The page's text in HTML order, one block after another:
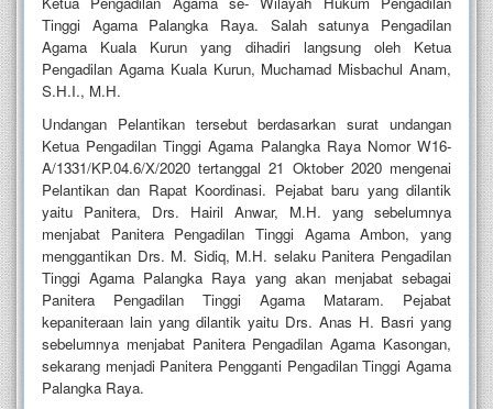
Tinggi Agama Palangka Raya. Salah satunya Pengadilan
Agama Kuala Kurun yang dihadiri langsung oleh Ketua
Pengadilan Agama Kuala Kurun, Muchamad Misbachul Anam,
S.H.I., M.H.
Undangan Pelantikan tersebut berdasarkan surat undangan
Ketua Pengadilan Tinggi Agama Palangka Raya Nomor W16-
A/1331/KP.04.6/X/2020 tertanggal 21 Oktober 2020 mengenai
Pelantikan dan Rapat Koordinasi. Pejabat baru yang dilantik
yaitu Panitera, Drs. Hairil Anwar, M.H. yang sebelumnya
menjabat Panitera Pengadilan Tinggi Agama Ambon, yang
menggantikan Drs. M. Sidiq, M.H. selaku Panitera Pengadilan
Tinggi Agama Palangka Raya yang akan menjabat sebagai
Panitera Pengadilan Tinggi Agama Mataram. Pejabat
kepaniteraan lain yang dilantik yaitu Drs. Anas H. Basri yang
sebelumnya menjabat Panitera Pengadilan Agama Kasongan,
sekarang menjadi Panitera Pengganti Pengadilan Tinggi Agama
Palangka Raya.
Kuala
Kurun│pa-
kualakurun.go.id
Kuala
Senin,
(02/11/2020)
bertempat
Aula
lantai
Pengadilan
Tinggi
Agama
Palangka